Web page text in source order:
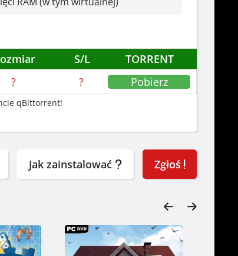
S/L
TORRENT
? ? Pobierz
qBittorrent!
Zgłoś
Jak zainstalować